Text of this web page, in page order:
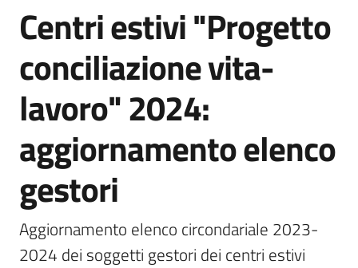
Novità
Menu selezionato
Servizi
Vivere
Servizi
on-
Salta al contenuto
Centri estivi "Progetto
conciliazione vita-
lavoro" 2024:
aggiornamento elenco
gestori
Aggiornamento elenco circondariale 2023-
2024 dei soggetti gestori dei centri estivi